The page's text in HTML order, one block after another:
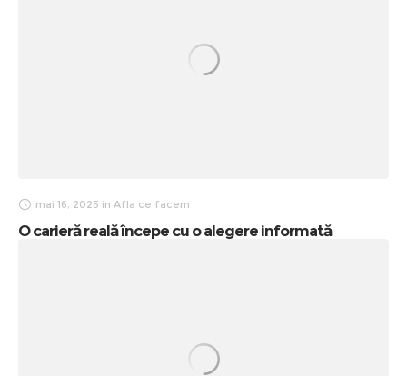
mai 16, 2025 in Afla ce facem
O carieră reală începe cu o alegere informată